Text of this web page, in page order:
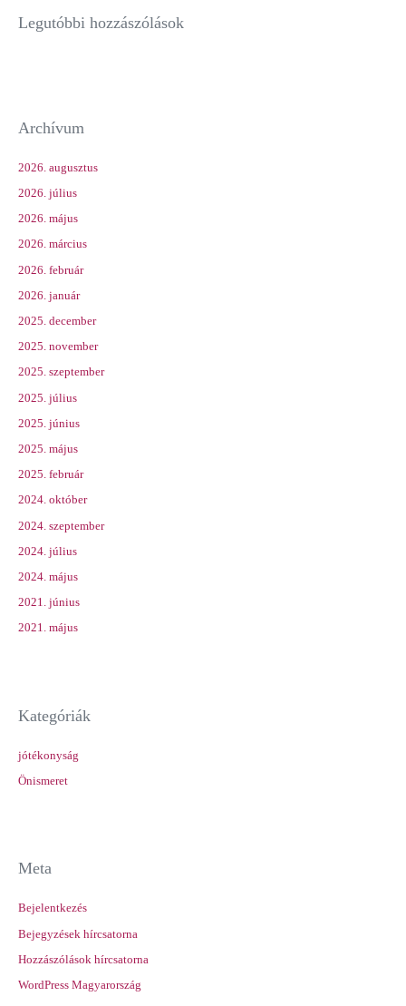
Legutóbbi hozzászólások
Archívum
2026. augusztus
2026. július
2026. május
2026. március
2026. február
2026. január
2025. december
2025. november
2025. szeptember
2025. július
2025. június
2025. május
2025. február
2024. október
2024. szeptember
2024. július
2024. május
2021. június
2021. május
Kategóriák
jótékonyság
Önismeret
Meta
Bejelentkezés
Bejegyzések hírcsatorna
Hozzászólások hírcsatorna
WordPress Magyarország